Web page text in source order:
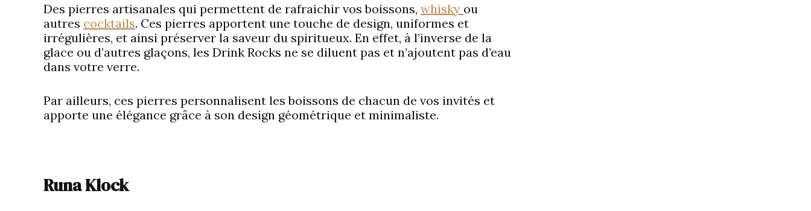
Des pierres artisanales qui permettent de rafraichir vos boissons, whisky ou
autres cocktails. Ces pierres apportent une touche de design, uniformes et
irrégulières, et ainsi préserver la saveur du spiritueux. En effet, à l’inverse de la
glace ou d’autres glaçons, les Drink Rocks ne se diluent pas et n’ajoutent pas d’eau
dans votre verre.
Par ailleurs, ces pierres personnalisent les boissons de chacun de vos invités et
apporte une élégance grâce à son design géométrique et minimaliste.
Runa Klock